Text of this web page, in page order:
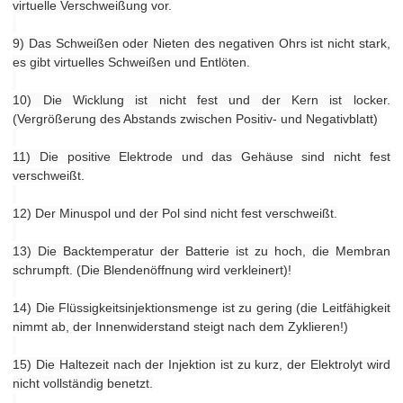
virtuelle Verschweißung vor.
9) Das Schweißen oder Nieten des negativen Ohrs ist nicht stark,
es gibt virtuelles Schweißen und Entlöten.
10) Die Wicklung ist nicht fest und der Kern ist locker.
(Vergrößerung des Abstands zwischen Positiv- und Negativblatt)
11) Die positive Elektrode und das Gehäuse sind nicht fest
verschweißt.
12) Der Minuspol und der Pol sind nicht fest verschweißt.
13) Die Backtemperatur der Batterie ist zu hoch, die Membran
schrumpft. (Die Blendenöffnung wird verkleinert)!
14) Die Flüssigkeitsinjektionsmenge ist zu gering (die Leitfähigkeit
nimmt ab, der Innenwiderstand steigt nach dem Zyklieren!)
15) Die Haltezeit nach der Injektion ist zu kurz, der Elektrolyt wird
nicht vollständig benetzt.